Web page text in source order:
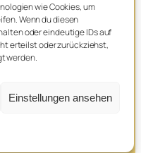
wie Cookies, um
Wenn du diesen
oder eindeutige IDs auf
erteilst oder zurückziehst,
werden.
Einstellungen ansehen